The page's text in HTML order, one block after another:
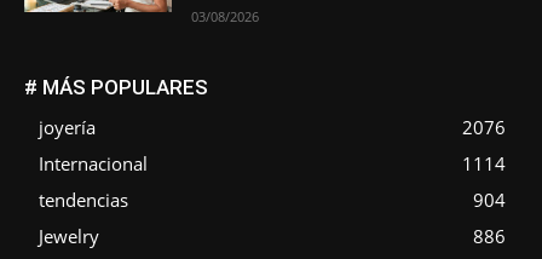
03/08/2026
# MÁS POPULARES
joyería
2076
Internacional
1114
tendencias
904
Jewelry
886